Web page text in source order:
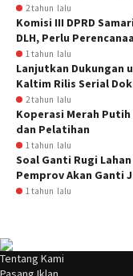
2 tahun lalu
Komisi III DPRD
DLH, Perlu
1 tahun lalu
Lanjutkan Dukungan
Kaltim Rilis Serial
2 tahun lalu
Koperasi Merah Putih
dan Pelatihan
1 tahun lalu
Soal Ganti Rugi
Pemprov Akan Ganti
1 tahun lalu
Tentang Kami